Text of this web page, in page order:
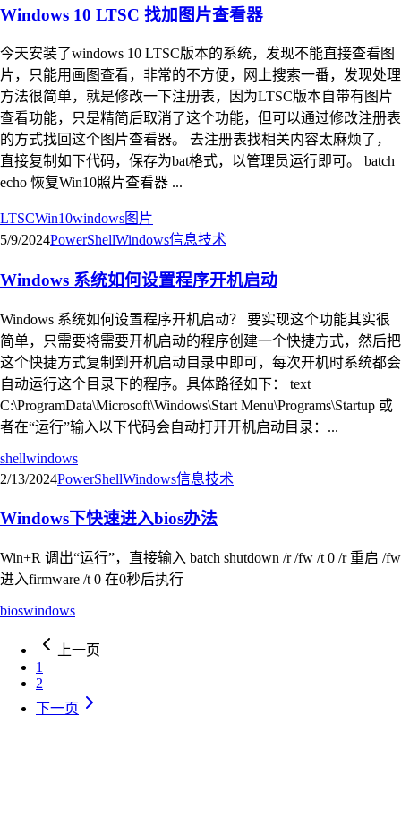
Windows 10 LTSC 找加图片查看器
今天安装了windows 10 LTSC版本的系统，发现不能直接查看图
片，只能用画图查看，非常的不方便，网上搜索一番，发现处理
方法很简单，就是修改一下注册表，因为LTSC版本自带有图片
查看功能，只是精简后取消了这个功能，但可以通过修改注册表
的方式找回这个图片查看器。 去注册表找相关内容太麻烦了，
直接复制如下代码，保存为bat格式，以管理员运行即可。 batch
echo 恢复Win10照片查看器 ...
LTSCWin10windows图片
5/9/2024PowerShellWindows信息技术
Windows 系统如何设置程序开机启动
Windows 系统如何设置程序开机启动？ 要实现这个功能其实很
简单，只需要将需要开机启动的程序创建一个快捷方式，然后把
这个快捷方式复制到开机启动目录中即可，每次开机时系统都会
自动运行这个目录下的程序。具体路径如下： text
C:\ProgramData\Microsoft\Windows\Start Menu\Programs\Startup 或
者在“运行”输入以下代码会自动打开开机启动目录：...
shellwindows
2/13/2024PowerShellWindows信息技术
Windows下快速进入bios办法
Win+R 调出“运行”，直接输入 batch shutdown /r /fw /t 0 /r 重启 /fw
进入firmware /t 0 在0秒后执行
bioswindows
上一页
1
2
下一页